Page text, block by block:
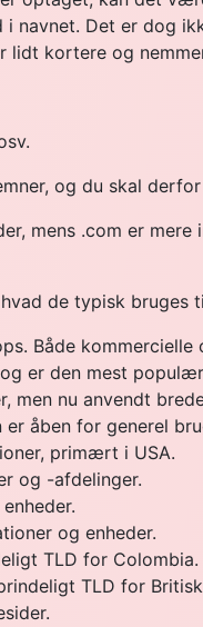
navnet. Det er dog
lidt kortere og
og du skal
mens .com er
de typisk bruges
Både kommercielle
er den mest
men nu anvendt
åben for generel
primært i USA.
og -afdelinger.
og enheder.
TLD for Colombia.
TLD for